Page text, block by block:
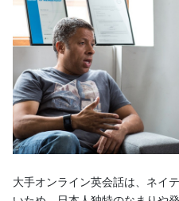
大手オンライン英会話は、ネイ